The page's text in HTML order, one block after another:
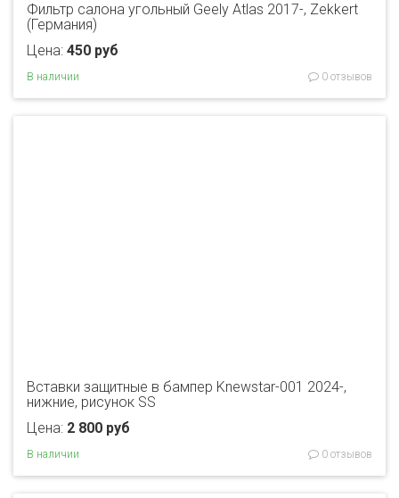
Фильтр салона угольный Geely Atlas 2017-, Zekkert
(Германия)
Цена: 450 руб
В наличии 0 отзывов
Вставки защитные в бампер Knewstar-001 2024-,
нижние, рисунок SS
Цена: 2 800 руб
В наличии 0 отзывов